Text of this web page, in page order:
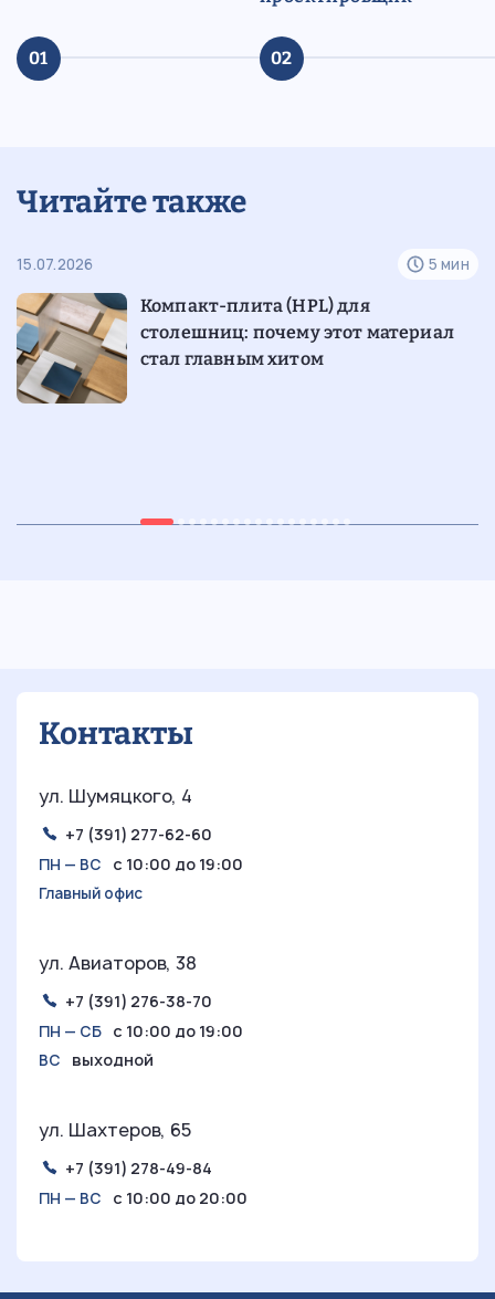
01 02
Читайте также
15.07.2026 5 мин
Компакт-плита (HPL) для
столешниц: почему этот материал
стал главным хитом
Контакты
ул. Шумяцкого, 4
+7 (391) 277-62-60
ПН — ВС с 10:00 до 19:00
Главный офис
ул. Авиаторов, 38
+7 (391) 276-38-70
ПН — СБ с 10:00 до 19:00
ВС выходной
ул. Шахтеров, 65
+7 (391) 278-49-84
ПН — ВС с 10:00 до 20:00